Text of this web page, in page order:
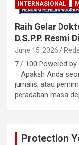
INTERNASIONAL
Raih Gelar
D.S.P.P. Resmi
June 15, 2026
7 / 100 Powered by
– Apakah Anda
jurnalis, atau
peradaban masa
Protection